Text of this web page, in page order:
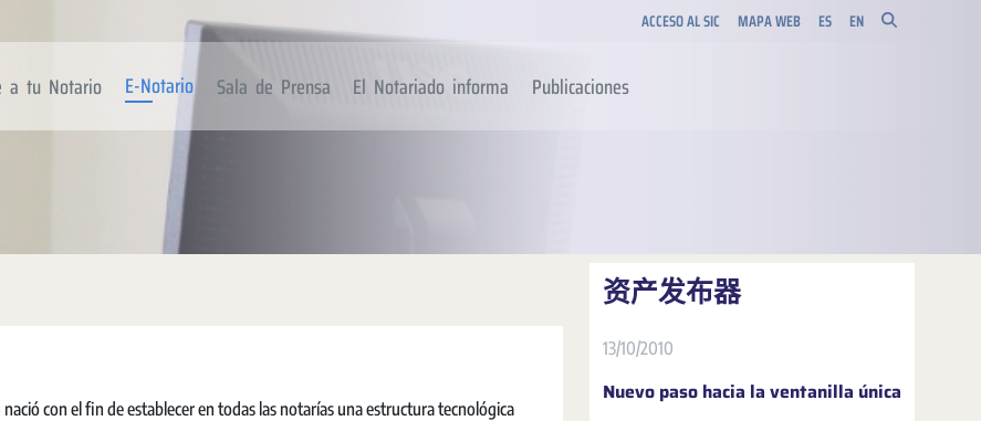
ACCESO AL SIC MAPA WEB ES EN
a tu Notario E-Notario Sala de Prensa El Notariado informa Publicaciones
con el fin de establecer en todas las notarías una estructura tecnológica
资产发布器
13/10/2010
Nuevo paso hacia la ventanilla única